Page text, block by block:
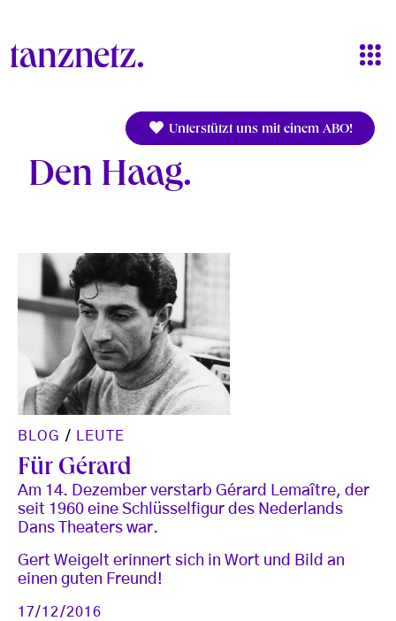
Unterstützt uns mit einem ABO!
Den Haag
BLOG / LEUTE
Für Gérard
Am 14. Dezember verstarb Gérard Lemaître, der
seit 1960 eine Schlüsselfigur des Nederlands
Dans Theaters war.
Gert Weigelt erinnert sich in Wort und Bild an
einen guten Freund!
17/12/2016